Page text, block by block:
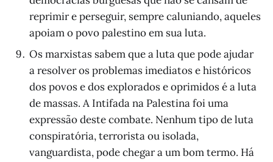
reprimir e perseguir, sempre caluniando, aqueles
apoiam o povo palestino em sua luta.
Os marxistas sabem que a luta que pode ajudar
a resolver os problemas imediatos e históricos
dos povos e dos explorados e oprimidos é a luta
de massas. A Intifada na Palestina foi uma
expressão deste combate. Nenhum tipo de luta
conspiratória, terrorista ou isolada,
vanguardista, pode chegar a um bom termo. Há